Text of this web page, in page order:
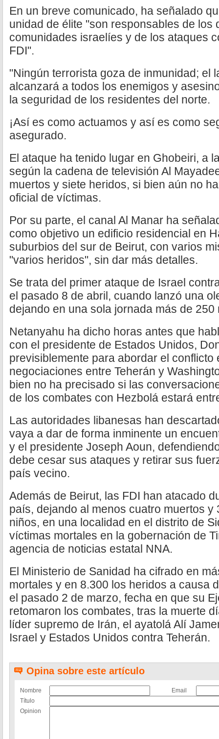
En un breve comunicado, ha señalado
unidad de élite "son responsables de los
comunidades israelíes y de los ataques
FDI".
"Ningún terrorista goza de inmunidad; el
alcanzará a todos los enemigos y
la seguridad de los residentes del norte.
¡Así es como actuamos y así es como
asegurado.
El ataque ha tenido lugar en Ghobeiri, a
según la cadena de televisión Al
muertos y siete heridos, si bien aún no
oficial de víctimas.
Por su parte, el canal Al Manar ha
como objetivo un edificio residencial en
suburbios del sur de Beirut, con varios
"varios heridos", sin dar más detalles.
Se trata del primer ataque de Israel
el pasado 8 de abril, cuando lanzó una
dejando en una sola jornada más de
Netanyahu ha dicho horas antes que
con el presidente de Estados Unidos,
previsiblemente para abordar el conflicto
negociaciones entre Teherán y
bien no ha precisado si las
de los combates con Hezbolá estará
Las autoridades libanesas han
vaya a dar de forma inminente un
y el presidente Joseph Aoun,
debe cesar sus ataques y retirar sus
país vecino.
Además de Beirut, las FDI han atacado
país, dejando al menos cuatro muertos
niños, en una localidad en el distrito de
víctimas mortales en la gobernación de
agencia de noticias estatal NNA.
El Ministerio de Sanidad ha cifrado en
mortales y en 8.300 los heridos a causa
el pasado 2 de marzo, fecha en que su
retomaron los combates, tras la muerte
líder supremo de Irán, el ayatolá Alí
Israel y Estados Unidos contra Teherán.
Opina sobre este artículo
Nombre
Email
Título
Opinion